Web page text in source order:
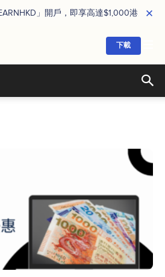
」開戶，即享高達$1,000港元獎賞
下載